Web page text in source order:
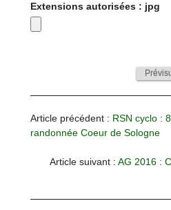
Extensions autorisées : jpg
Article précédent : RSN cyclo :
randonnée Coeur de Sologne
Article suivant : AG 2016 :